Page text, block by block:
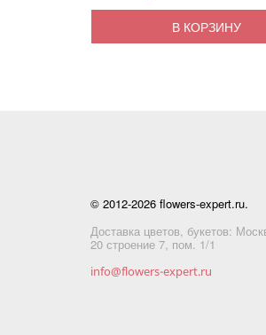
В КОРЗИНУ
© 2012-2026 flowers-expert.ru.
Доставка цветов, букетов:
20 строение 7, пом. 1/1
info@flowers-expert.ru